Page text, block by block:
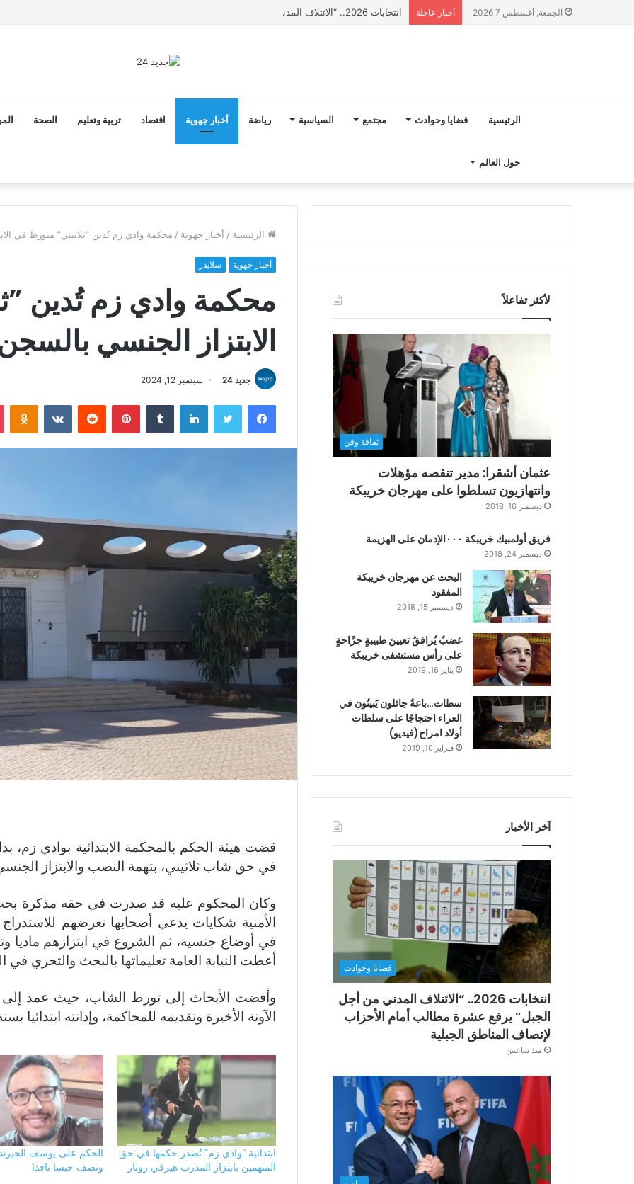
الجمعة, أغسطس 7 2026 أخبار عاجلة انتخابات 2026.. “الائتلاف المدني من أجل الجبل” يرفع عشرة مطالب أمام الأحزاب لإنصاف المناطق الجبلية
الرئيسية قضايا وحوادث مجتمع السياسية رياضة أخبار جهوية اقتصاد تربية وتعليم الصحة
حول العالم
الرئيسية / أخبار جهوية / محكمة وادي زم تُدين ”ثلاثيني” متورط في
أخبار جهوية سلايدر
محكمة وادي زم تُدين
الابتزاز الجنسي
جديد 24 سبتمبر 12, 2024
فيسبوك تويتر لينكدإن بينتيريست
قضت هيئة الحكم بالمحكمة الابتدائية بوادي زم،
في حق شاب ثلاثيني، بتهمة النصب والابتزاز
الأمنية شكايات يدعي أصحابها تعرضهم
في أوضاع جنسية، ثم الشروع في ابتزازهم ماديا
أعطت النيابة العامة تعليماتها بالبحث والتحري في
وأفضت الأبحاث إلى تورط الشاب، حيث عمد إلى
الآونة الأخيرة وتقديمه للمحاكمة، وإدانته ابتدائيا
ابتدائية “وادي زم” تُصدر حكمها في حق
المتهمين بابتزاز المدرب هيرفي رونار
الحكم على يوسف
ونصف حبسا نافذا
لأكثر تفاعلاً
ثقافة وفن
عثمان أشقرا: مدير تنقصه مؤهلات
وانتهازيون تسلطوا على مهرجان خريبكة
ديسمبر 16, 2018
فريق أولمبيك خريبكة ٠٠٠الإدمان على الهزيمة
ديسمبر 24, 2018
البحث عن مهرجان خريبكة
المفقود
ديسمبر 15, 2018
غضبٌ يُرافقُ تعيينَ طبيبةٍ جرَّاحةٍ
على رأس مستشفى خريبكة
يناير 16, 2019
سطات…باعةٌ جائلون يَبيتُون في
العراء احتجاجًا على سلطات
أولاد امراح(فيديو)
فبراير 10, 2019
آخر الأخبار
قضايا وحوادث
انتخابات 2026.. “الائتلاف المدني من أجل
الجبل” يرفع عشرة مطالب أمام الأحزاب
لإنصاف المناطق الجبلية
منذ ساعتين